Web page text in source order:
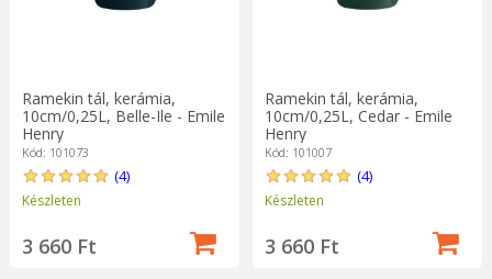
Ramekin tál, kerámia,
10cm/0,25L, Belle-Ile - Emile
Henry
Kód: 101073
(4)
Készleten
3 660 Ft
Ramekin tál, kerámia,
10cm/0,25L, Cedar - Emile
Henry
Kód: 101007
(4)
Készleten
3 660 Ft